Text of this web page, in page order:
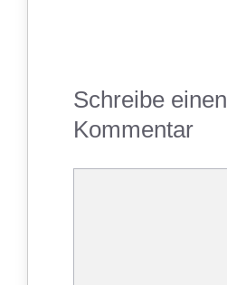
Schreibe einen
Kommentar